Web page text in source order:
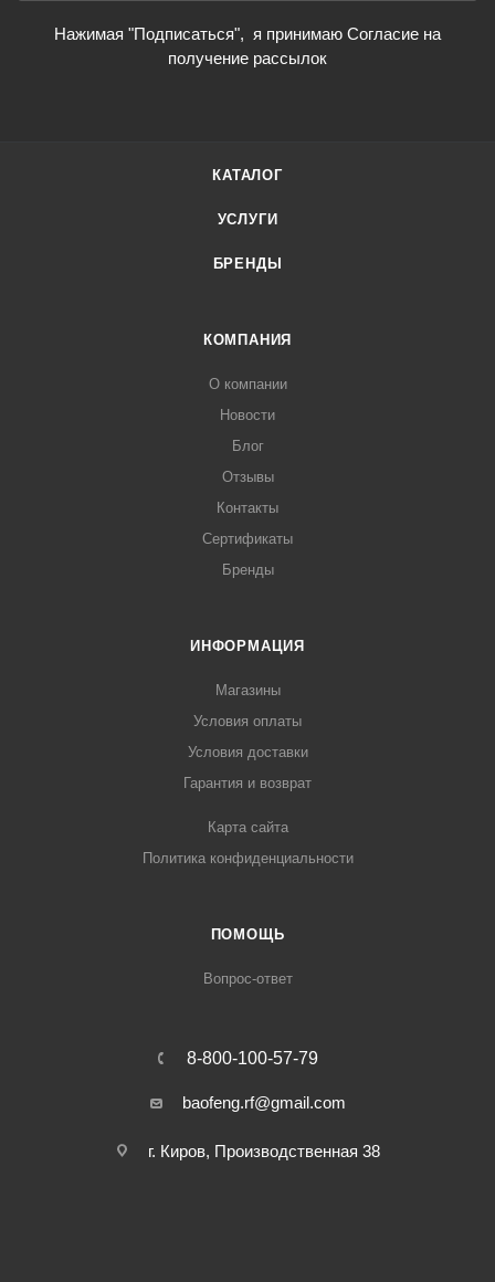
Нажимая "Подписаться", я принимаю Согласие на
получение рассылок
КАТАЛОГ
УСЛУГИ
БРЕНДЫ
КОМПАНИЯ
О компании
Новости
Блог
Отзывы
Контакты
Сертификаты
Бренды
ИНФОРМАЦИЯ
Магазины
Условия оплаты
Условия доставки
Гарантия и возврат
Карта сайта
Политика конфиденциальности
ПОМОЩЬ
Вопрос-ответ
8-800-100-57-79
baofeng.rf@gmail.com
г. Киров, Производственная 38